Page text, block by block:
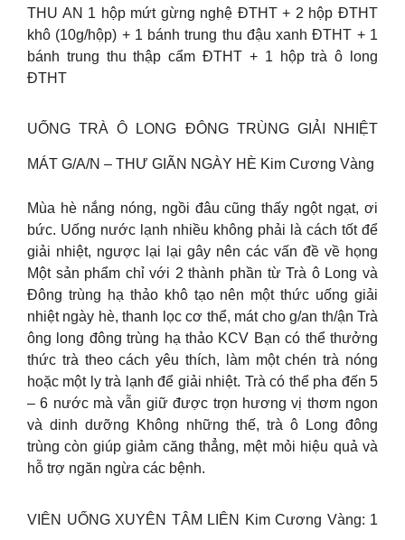
THU AN 1 hộp mứt gừng nghệ ĐTHT + 2 hộp ĐTHT
khô (10g/hộp) + 1 bánh trung thu đậu xanh ĐTHT + 1
bánh trung thu thập cẩm ĐTHT + 1 hộp trà ô long
ĐTHT
UỐNG TRÀ Ô LONG ĐÔNG TRÙNG GIẢI NHIỆT
MÁT G/A/N – THƯ GIÃN NGÀY HÈ Kim Cương Vàng
Mùa hè nắng nóng, ngồi đâu cũng thấy ngột ngạt, ơi
bức. Uống nước lạnh nhiều không phải là cách tốt để
giải nhiệt, ngược lại lại gây nên các vấn đề về họng
Một sản phẩm chỉ với 2 thành phần từ Trà ô Long và
Đông trùng hạ thảo khô tạo nên một thức uống giải
nhiệt ngày hè, thanh lọc cơ thể, mát cho g/an th/ận Trà
ông long đông trùng hạ thảo KCV Bạn có thể thưởng
thức trà theo cách yêu thích, làm một chén trà nóng
hoặc một ly trà lạnh để giải nhiệt. Trà có thể pha đến 5
– 6 nước mà vẫn giữ được trọn hương vị thơm ngon
và dinh dưỡng Không những thế, trà ô Long đông
trùng còn giúp giảm căng thẳng, mệt mỏi hiệu quả và
hỗ trợ ngăn ngừa các bệnh.
VIÊN UỐNG XUYÊN TÂM LIÊN Kim Cương Vàng: 1